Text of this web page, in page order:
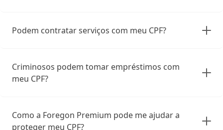
Podem contratar serviços com meu CPF?
Criminosos podem tomar empréstimos com
meu CPF?
Como a Foregon Premium pode me ajudar a
proteger meu CPF?